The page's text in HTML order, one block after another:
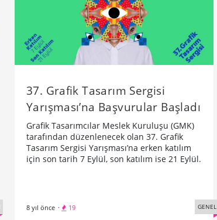
37. Grafik Tasarım Sergisi
Yarışması’na Başvurular Başladı
​Grafik Tasarımcılar Meslek Kuruluşu (GMK)
tarafından düzenlenecek olan 37. Grafik
Tasarım Sergisi Yarışması’na erken katılım
için son tarih 7 Eylül, son katılım ise 21 Eylül.
8 yıl önce · 19 GENEL